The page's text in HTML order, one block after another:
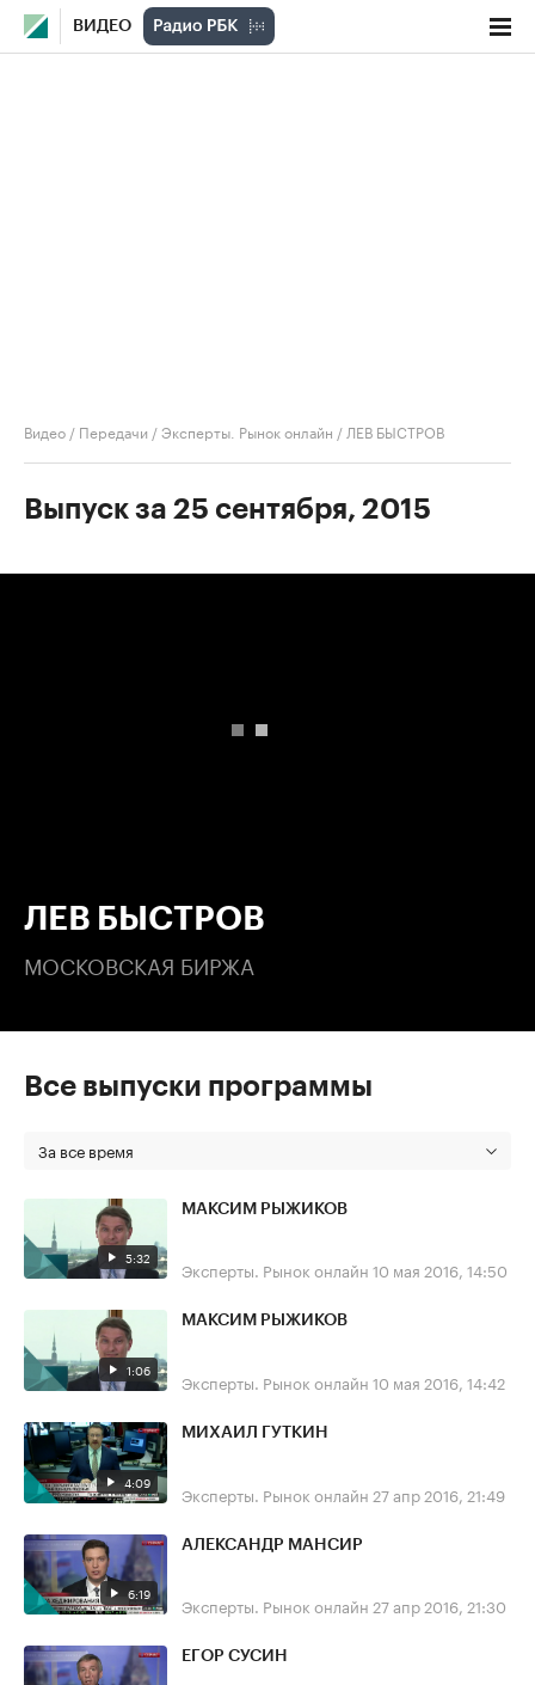
ВИДЕО
Видео / Передачи /Эксперты. Рынок онлайн / ЛЕВ БЫСТРОВ
Выпуск за 25 сентября, 2015
ЛЕВ БЫСТРОВ
МОСКОВСКАЯ БИРЖА
Все выпуски программы
За все время
5:32
МАКСИМ РЫЖИКОВ
Эксперты. Рынок онлайн 10 мая 2016, 14:50
1:06
МАКСИМ РЫЖИКОВ
Эксперты. Рынок онлайн 10 мая 2016, 14:42
4:09
МИХАИЛ ГУТКИН
Эксперты. Рынок онлайн 27 апр 2016, 21:49
6:19
АЛЕКСАНДР МАНСИР
Эксперты. Рынок онлайн 27 апр 2016, 21:30
ЕГОР СУСИН